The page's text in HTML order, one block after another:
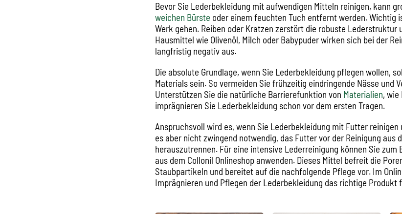
Bevor Sie Lederbekleidung mit aufwendigen Mitteln reinigen, kann
weichen Bürste oder einem feuchten Tuch entfernt werden. Wichtig
Werk gehen. Reiben oder Kratzen zerstört die robuste Lederstruktur
Hausmittel wie Olivenöl, Milch oder Babypuder wirken sich bei der
langfristig negativ aus.
Die absolute Grundlage, wenn Sie Lederbekleidung pflegen wollen,
Materials sein. So vermeiden Sie frühzeitig eindringende Nässe und
Unterstützen Sie die natürliche Barrierefunktion von Materialien, wie
imprägnieren Sie Lederbekleidung schon vor dem ersten Tragen.
Anspruchsvoll wird es, wenn Sie Lederbekleidung mit Futter
es aber nicht zwingend notwendig, das Futter vor der Reinigung aus
herauszutrennen. Für eine intensive Lederreinigung können Sie zum
aus dem Collonil Onlineshop anwenden. Dieses Mittel befreit die
Staubpartikeln und bereitet auf die nachfolgende Pflege vor. Im
Imprägnieren und Pflegen der Lederbekleidung das richtige Produkt